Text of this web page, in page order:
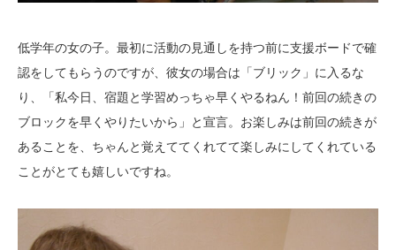
低学年の女の子。最初に活動の見通しを持つ前に支援ボードで確
認をしてもらうのですが、彼女の場合は「ブリック」に入るな
り、「私今日、宿題と学習めっちゃ早くやるねん！前回の続きの
ブロックを早くやりたいから」と宣言。お楽しみは前回の続きが
あることを、ちゃんと覚えててくれてて楽しみにしてくれている
ことがとても嬉しいですね。